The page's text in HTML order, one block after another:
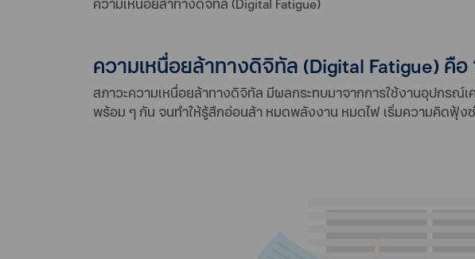
ความเหนื่อยล้าทางดิจิทัล (Digital Fatigue) คือ
สภาวะความเหนื่อยล้าทางดิจิทัล มีผลกระทบมาจากการใช้งานอุปกรณ์เ
พร้อม ๆ กัน จนทำให้รู้สึกอ่อนล้า หมดพลังงาน หมดไฟ เริ่มความคิดฟุ้